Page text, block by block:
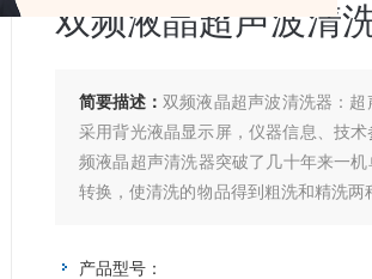
双频液晶超声波清
简要描述： 双频液晶超声波清洗器：
采用背光液晶显示屏，仪器信息、技
频液晶超声清洗器突破了几十年来一
转换，使清洗的物品得到粗洗和精洗两
产品型号：